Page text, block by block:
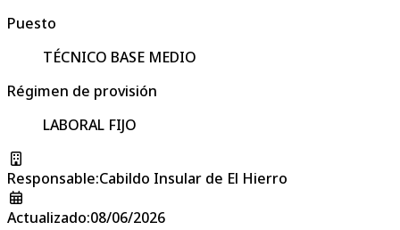
Puesto
TÉCNICO BASE MEDIO
Régimen de provisión
LABORAL FIJO
Responsable:Cabildo Insular de El Hierro
Actualizado:08/06/2026